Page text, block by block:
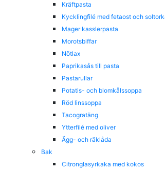
Kräftpasta
Kycklingfilé med fetaost och
Mager kasslerpasta
Morotsbiffar
Nötlax
Paprikasås till pasta
Pastarullar
Potatis- och blomkålssoppa
Röd linssoppa
Tacogratäng
Ytterfilé med oliver
Ägg- och räklåda
Bak
Citronglasyrkaka med kokos